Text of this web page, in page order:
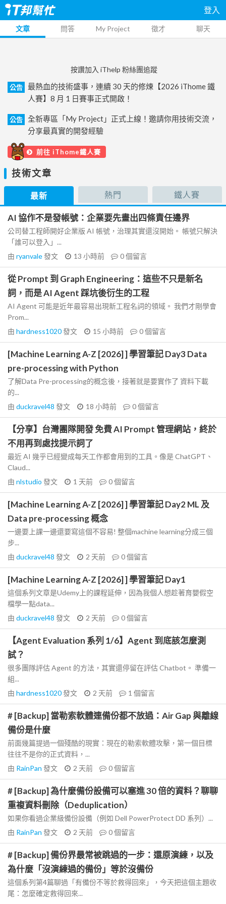
登入
文章 問答 My Project 徵才 聊天
按讚加入 iThelp 粉絲團追蹤
公告
最熱血的技術盛事，連續 30 天的修煉【2026 iThome 鐵
人賽】8 月 1 日賽事正式開啟！
公告
全新專區「My Project」正式上線！邀請你用技術交流，
分享最真實的開發經驗
前往 iThome鐵人賽
技術文章
最新 熱門 鐵人賽
AI 協作不是發帳號：企業要先畫出四條責任邊界
公司替工程師開好企業版 AI 帳號，治理其實還沒開始。 帳號只解決
「誰可以登入」...
由 ryanvale發文 13 小時前 0個留言
從 Prompt 到 Graph Engineering：這些不只是新名
詞，而是 AI Agent 踩坑後衍生的工程
AI Agent 可能是近年最容易出現新工程名詞的領域。 我們才剛學會
Prom...
由 hardness1020發文 15 小時前 0個留言
[Machine Learning A-Z [2026] ] 學習筆記 Day3 Data
pre-processing with Python
了解Data Pre-processing的概念後，接著就是要實作了 資料下載
的...
由 duckravel48 發文 18 小時前 0個留言
【分享】台灣團隊開發 免費 AI Prompt 管理網站，終於
不用再到處找提示詞了
最近 AI 幾乎已經變成每天工作都會用到的工具。像是 ChatGPT、
Claud...
由 nlstudio 發文 1 天前 0個留言
[Machine Learning A-Z [2026] ] 學習筆記 Day2 ML 及
Data pre-processing 概念
一邊要上課一邊還要寫這個不容易! 整個machine learning分成三個
步...
由 duckravel48 發文 2 天前 0個留言
[Machine Learning A-Z [2026] ] 學習筆記 Day1
這個系列文章是Udemy上的課程延伸，因為我個人想趁著育嬰假空
檔學一點data...
由 duckravel48 發文 2 天前 0個留言
【Agent Evaluation 系列 1/6】Agent 到底該怎麼測
試？
很多團隊評估 Agent 的方法，其實還停留在評估 Chatbot。 準備一
組...
由 hardness1020發文 2 天前 1 個留言
# [Backup] 當勒索軟體連備份都不放過：Air Gap 與離線
備份是什麼
前面幾篇提過一個殘酷的現實：現在的勒索軟體攻擊，第一個目標
往往不是你的正式資料，...
由 RainPan 發文 2 天前 0個留言
# [Backup] 為什麼備份設備可以塞進 30 倍的資料？聊聊
重複資料刪除（Deduplication）
如果你看過企業級備份設備（例如 Dell PowerProtect DD 系列）...
由 RainPan 發文 2 天前 0個留言
# [Backup] 備份界最常被跳過的一步：還原演練，以及
為什麼「沒演練過的備份」等於沒備份
這個系列第4篇聊過「有備份不等於救得回來」，今天把這個主題收
尾：怎麼確定救得回來...